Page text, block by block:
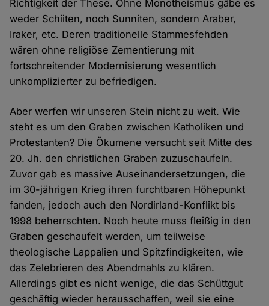
Richtigkeit der These. Ohne Monotheismus gäbe es
weder Schiiten, noch Sunniten, sondern Araber,
Iraker, etc. Deren traditionelle Stammesfehden
wären ohne religiöse Zementierung mit
fortschreitender Modernisierung wesentlich
unkomplizierter zu befriedigen.
Aber werfen wir unseren Stein nicht zu weit. Wie
steht es um den Graben zwischen Katholiken und
Protestanten? Die Ökumene versucht seit Mitte des
20. Jh. den christlichen Graben zuzuschaufeln.
Zuvor gab es massive Auseinandersetzungen, die
im 30-jährigen Krieg ihren furchtbaren Höhepunkt
fanden, jedoch auch den Nordirland-Konflikt bis
1998 beherrschten. Noch heute muss fleißig in den
Graben geschaufelt werden, um teilweise
theologische Lappalien und Spitzfindigkeiten, wie
das Zelebrieren des Abendmahls zu klären.
Allerdings gibt es nicht wenige, die das Schüttgut
geschäftig wieder herausschaffen, weil sie eine